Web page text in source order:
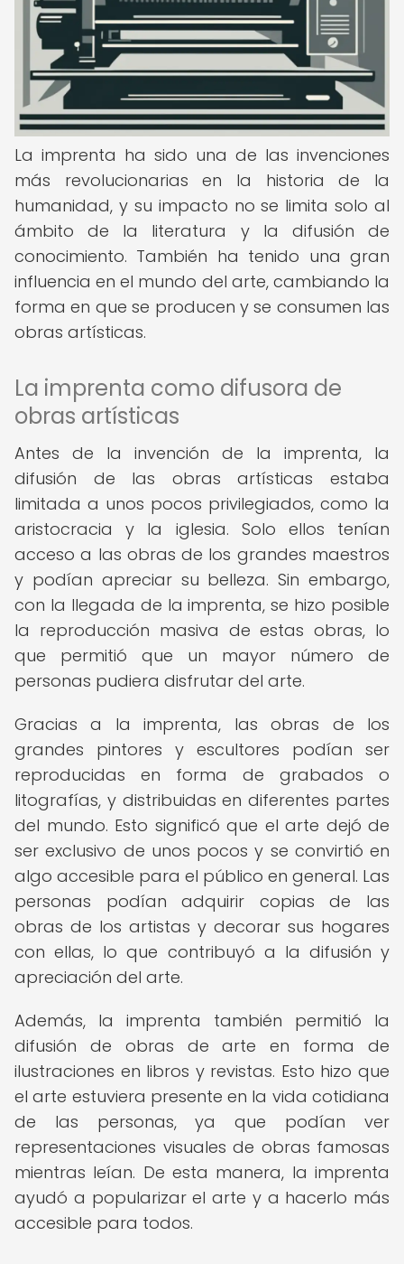
La imprenta ha sido una de las invenciones
más revolucionarias en la historia de la
humanidad, y su impacto no se limita solo al
ámbito de la literatura y la difusión de
conocimiento. También ha tenido una gran
influencia en el mundo del arte, cambiando la
forma en que se producen y se consumen las
obras artísticas.
La imprenta como difusora de
obras artísticas
Antes de la invención de la imprenta, la
difusión de las obras artísticas estaba
limitada a unos pocos privilegiados, como la
aristocracia y la iglesia. Solo ellos tenían
acceso a las obras de los grandes maestros
y podían apreciar su belleza. Sin embargo,
con la llegada de la imprenta, se hizo posible
la reproducción masiva de estas obras, lo
que permitió que un mayor número de
personas pudiera disfrutar del arte.
Gracias a la imprenta, las obras de los
grandes pintores y escultores podían ser
reproducidas en forma de grabados o
litografías, y distribuidas en diferentes partes
del mundo. Esto significó que el arte dejó de
ser exclusivo de unos pocos y se convirtió en
algo accesible para el público en general. Las
personas podían adquirir copias de las
obras de los artistas y decorar sus hogares
con ellas, lo que contribuyó a la difusión y
apreciación del arte.
Además, la imprenta también permitió la
difusión de obras de arte en forma de
ilustraciones en libros y revistas. Esto hizo que
el arte estuviera presente en la vida cotidiana
de las personas, ya que podían ver
representaciones visuales de obras famosas
mientras leían. De esta manera, la imprenta
ayudó a popularizar el arte y a hacerlo más
accesible para todos.